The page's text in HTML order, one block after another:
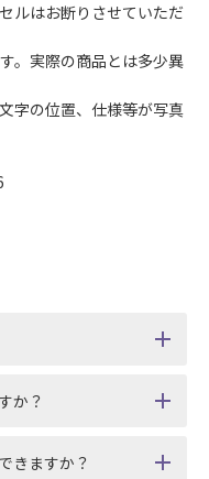
ルはお断りさせていただ
。実際の商品とは多少異
字の位置、仕様等が写真
か？
きますか？